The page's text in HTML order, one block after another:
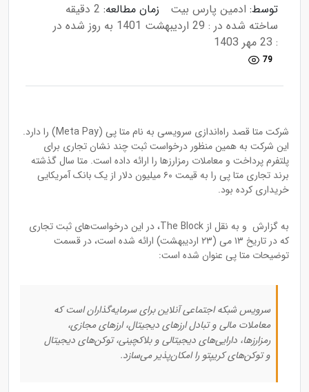
توسط: ادمین پارس بیت زمان مطالعه: 2 دقیقه
ساخته شده در : 29 اردیبهشت 1401
به روز شده در
: 23 مهر 1403
79
شرکت متا قصد راه‌اندازی سرویسی به نام متا پی (Meta Pay) را دارد.
این شرکت به همین منظور درخواست ثبت چند نشان تجاری برای
پلتفرم پرداخت و معاملات رمزارزها را ارائه داده است. متا‌ سال گذشته
برند تجاری متا‌ پی را به قیمت ۶۰ میلیون دلار از یک بانک آمریکایی
خریداری کرده بود.
به گزارش و به نقل از The Block، در این درخواست‌های ثبت تجاری
که در تاریخ ۱۳ می (۲۳ اردیبهشت) ارائه شده است، در قسمت
توضیحات متا‌ پی عنوان شده است:
سرویس شبکه اجتماعی آنلاین برای سرمایه‌گذاران است که
معاملات مالی و تبادل ارزهای دیجیتال، ارزهای مجازی،
رمزارزها، دارایی‌های دیجیتالی و بلاکچینی، توکن‌های دیجیتال
و توکن‌های کریپتو را امکان‌پذیر می‌سازد.